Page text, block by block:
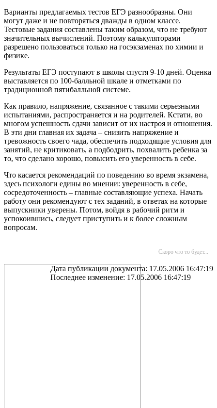
Варианты предлагаемых тестов ЕГЭ разнообразны. Они
могут даже и не повторяться дважды в одном классе.
Тестовые задания составлены таким образом, что не требуют
значительных вычислений. Поэтому калькуляторами
разрешено пользоваться только на госэкзаменах по химии и
физике.
Результаты ЕГЭ поступают в школы спустя 9-10 дней. Оценка
выставляется по 100-балльной шкале и отметками по
традиционной пятибалльной системе.
Как правило, напряжение, связанное с такими серьезными
испытаниями, распространяется и на родителей. Кстати, во
многом успешность сдачи зависит от их настроя и отношения.
В эти дни главная их задача – снизить напряжение и
тревожность своего чада, обеспечить подходящие условия для
занятий, не критиковать, а подбодрить, похвалить ребенка за
то, что сделано хорошо, повысить его уверенность в себе.
Что касается рекомендаций по поведению во время экзамена,
здесь психологи едины во мнении: уверенность в себе,
сосредоточенность – главные составляющие успеха. Начать
работу они рекомендуют с тех заданий, в ответах на которые
выпускники уверены. Потом, войдя в рабочий ритм и
успокоившись, следует приступить и к более сложным
вопросам.
Скоро что то будет...
Дата публикации документа: 17.05.2006 16:47:19
Последнее изменение: 17.05.2006 16:47:19